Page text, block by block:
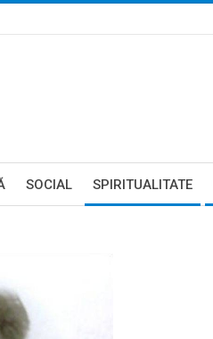
SOCIAL SPIRITUALITATE